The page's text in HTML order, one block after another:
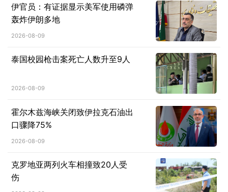
伊官员：有证据显示美军使用磷弹
轰炸伊朗多地
2026-08-09
泰国校园枪击案死亡人数升至9人
2026-08-09
霍尔木兹海峡关闭致伊拉克石油出
口骤降75%
2026-08-09
克罗地亚两列火车相撞致20人受
伤